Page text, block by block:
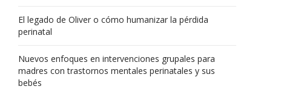
El legado de Oliver o cómo humanizar la pérdida
perinatal
Nuevos enfoques en intervenciones grupales para
madres con trastornos mentales perinatales y sus
bebés